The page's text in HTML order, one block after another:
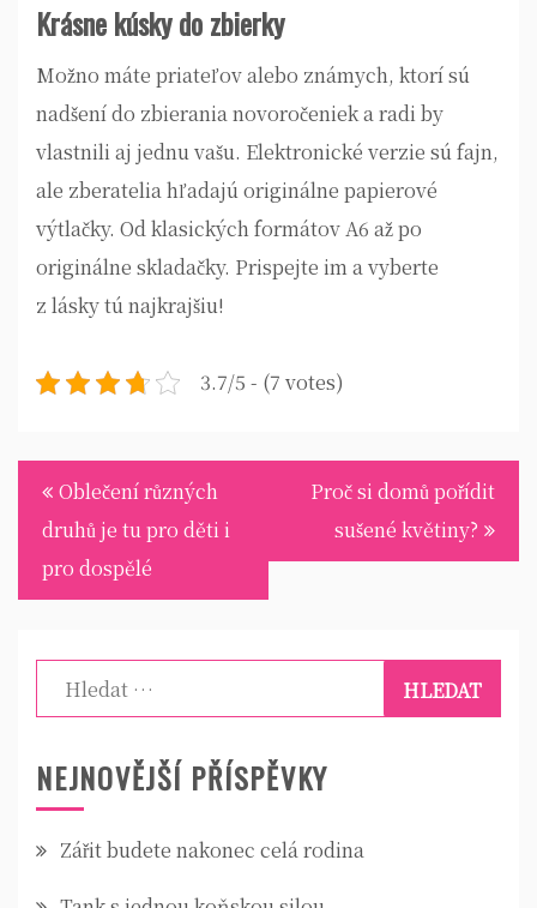
Krásne kúsky do zbierky
Možno máte priateľov alebo známych, ktorí sú
nadšení do zbieranianovoročenieka radi by
vlastnili aj jednu vašu. Elektronické verzie sú fajn,
ale zberatelia hľadajú originálne papierové
výtlačky. Od klasických formátov A6 až po
originálne skladačky. Prispejte im a vyberte
z lásky tú najkrajšiu!
3.7/5 - (7 votes)
Navigace
pro
příspěvek
Oblečení různých
druhů je tu pro děti i
pro dospělé
Proč si domů pořídit
sušené květiny?
Vyhledávání
NEJNOVĚJŠÍ PŘÍSPĚVKY
Zářit budete nakonec celá rodina